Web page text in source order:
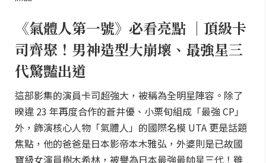
《氣體人第一號》必看亮點 ｜頂級卡
司齊聚！男神造型大崩壞、最強星三
代驚豔出道
這部影集的演員卡司超強大，被稱為全明星陣容。除了
暌違 23 年再度合作的蒼井優、小栗旬組成「最強 CP」
外，飾演核心人物「氣體人」的國際名模 UTA 更是話題
焦點，他的爸爸是日本影帝本木雅弘，外婆則是已故國
寶級女演員樹木希林，被譽為日本最強最帥星三代！雖